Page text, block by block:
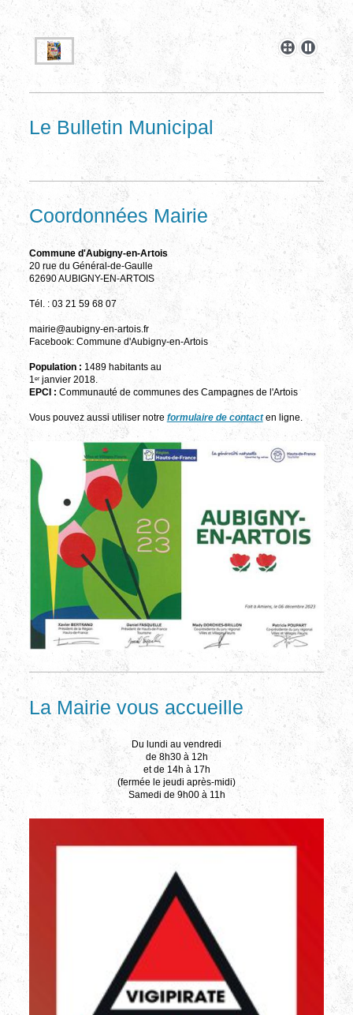
Le Bulletin Municipal
Coordonnées Mairie
Commune d'Aubigny-en-Artois
20 rue du Général-de-Gaulle
62690 AUBIGNY-EN-ARTOIS
Tél. : 03 21 59 68 07
mairie@aubigny-en-artois.fr
Facebook: Commune d'Aubigny-en-Artois
Population : 1489 habitants au
1 erjanvier 2018.
EPCI : Communauté de communes des Campagnes de l'Artois
Vous pouvez aussi utiliser notre formulaire de contact en ligne.
La Mairie vous accueille
Du lundi au vendredi
de 8h30 à 12h
et de 14h à 17h
(fermée le jeudi après-midi)
Samedi de 9h00 à 11h